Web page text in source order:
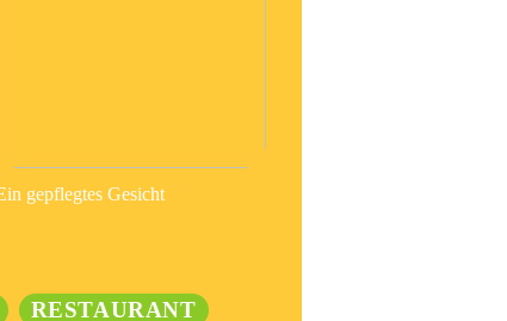
gepflegtes Gesicht
RESTAURANT